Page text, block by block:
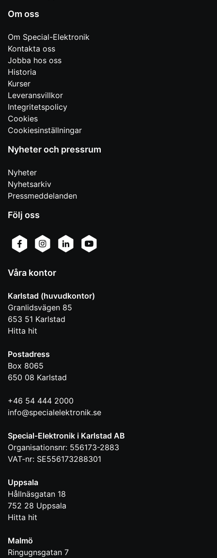
Om oss
Om Special-Elektronik
Kontakta oss
Jobba hos oss
Historia
Kurser
Leveransvillkor
Integritetspolicy
Cookies
Cookiesinställningar
Nyheter och pressrum
Nyheter
Nyhetsarkiv
Pressmeddelanden
Följ oss
Våra kontor
Karlstad (huvudkontor)
Granlidsvägen 85
653 51 Karlstad
Hitta hit
Postadress
Box 8065
650 08 Karlstad
+46 54 444 2000
info@specialelektronik.se
Special-Elektronik i Karlstad AB
Organisationsnr: 556173-2883
VAT-nr: SE556173288301
Uppsala
Hållnäsgatan 18
752 28 Uppsala
Hitta hit
Malmö
Ringugnsgatan 7